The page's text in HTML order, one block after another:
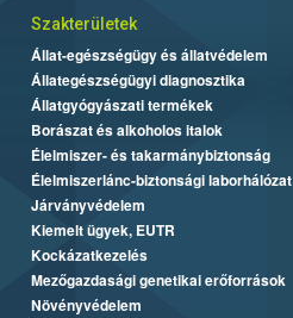
Szakterületek
Állat-egészségügy és állatvédelem
Állategészségügyi diagnosztika
Állatgyógyászati termékek
Borászat és alkoholos italok
Élelmiszer- és takarmánybiztonság
Élelmiszerlánc-biztonsági laborhálózat
Járványvédelem
Kiemelt ügyek, EUTR
Kockázatkezelés
Mezőgazdasági genetikai erőforrások
Növényvédelem